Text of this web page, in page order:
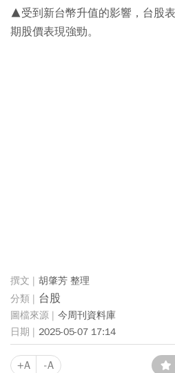
▲受到新台幣升值的影響，台股
期股價表現強勁。
胡肇芳 整理
台股
今周刊資料庫
2025-05-07 17:14
+A -A